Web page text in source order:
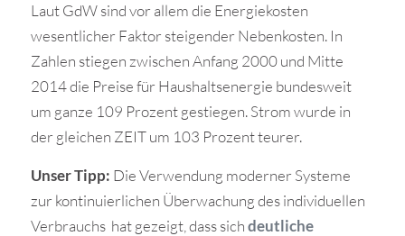
Laut GdW sind vor allem die Energiekosten
wesentlicher Faktor steigender Nebenkosten. In
Zahlen stiegen zwischen Anfang 2000 und Mitte
2014 die Preise für Haushaltsenergie bundesweit
um ganze 109 Prozent gestiegen. Strom wurde in
der gleichen ZEIT um 103 Prozent teurer.
Unser Tipp: Die Verwendung moderner Systeme
zur kontinuierlichen Überwachung des individuellen
Verbrauchs hat gezeigt, dass sichdeutliche